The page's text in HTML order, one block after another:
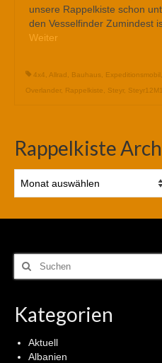
unsere Rappelkiste schon
den Vesselfinder Zumindest
Weiter
4x4 Allrad Bauhaus Expeditionsmobil
Overlander, Rappelkiste Steyr,
Rappelkiste
Archiv
Suchen
nach:
Kategorien
Aktuell
Albanien